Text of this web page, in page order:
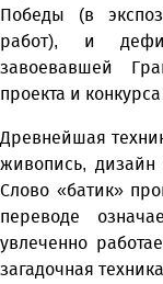
Победы (в
работ), и
завоевавшей
проекта и
Древнейшая
живопись, дизайн
Слово «батик»
переводе
увлеченно
загадочная